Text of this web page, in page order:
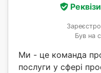
Був на
Ми - це команда
послуги у сфері